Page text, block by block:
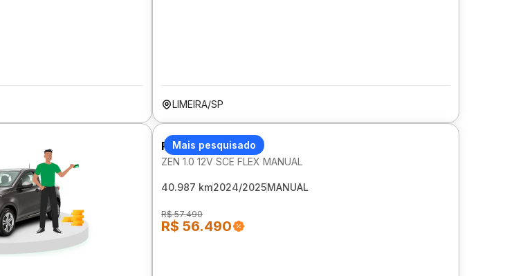
LIMEIRA/SP
Mais pesquisado
RENAULT KWID
ZEN 1.0 12V SCE FLEX MANUAL
40.987 km2024/2025MANUAL
R$ 57.490
R$ 56.490